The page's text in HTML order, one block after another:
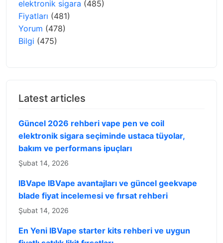
elektronik sigara (485)
Fiyatları (481)
Yorum (478)
Bilgi (475)
Latest articles
Güncel 2026 rehberi vape pen ve coil
elektronik sigara seçiminde ustaca tüyolar,
bakım ve performans ipuçları
Şubat 14, 2026
IBVape IBVape avantajları ve güncel geekvape
blade fiyat incelemesi ve fırsat rehberi
Şubat 14, 2026
En Yeni IBVape starter kits rehberi ve uygun